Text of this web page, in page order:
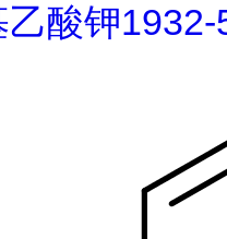
乙酸钾1932-